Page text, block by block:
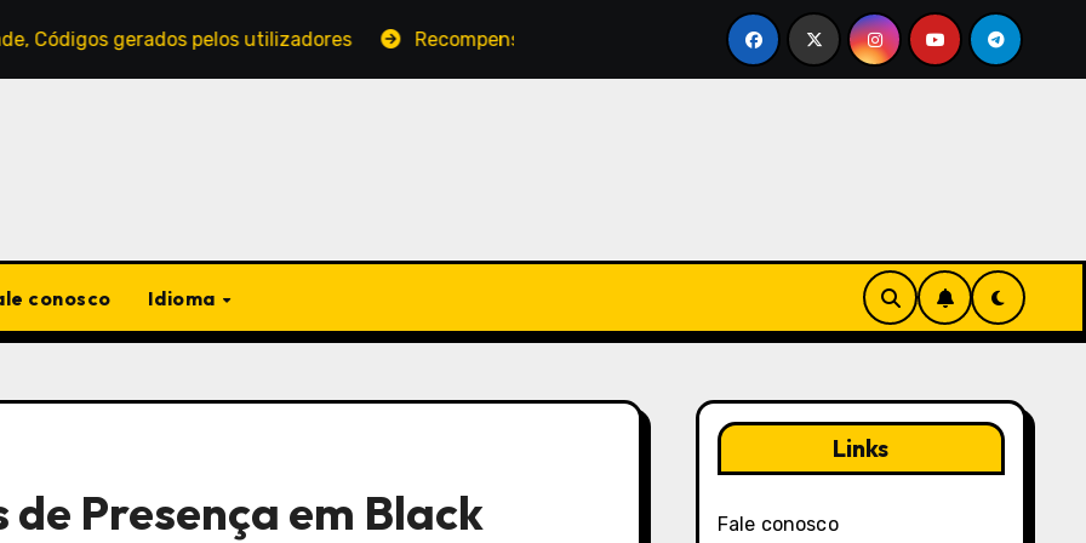
pelos utilizadores Recompensas Diárias de Presença em Black Desert Online: Mecanismos de
conosco Idioma
Presença em Black
Links
Fale conosco